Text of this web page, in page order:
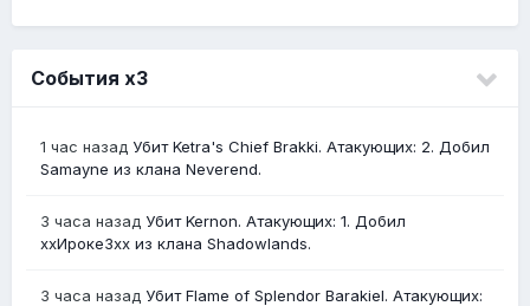
События х3
1 час назад Убит Ketra's Chief Brakki. Атакующих: 2. Добил
Samayne из клана Neverend.
3 часа назад Убит Kernon. Атакующих: 1. Добил
ххИрокеЗхх из клана Shadowlands.
3 часа назад Убит Flame of Splendor Barakiel. Атакующих: